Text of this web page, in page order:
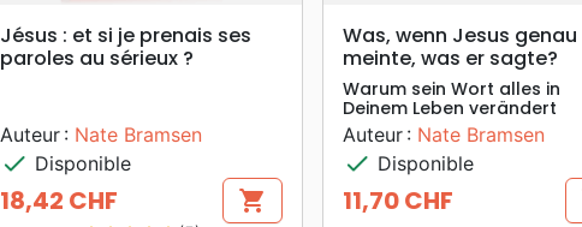
search APERÇU RAPIDE
Jésus : et si je prenais ses
paroles au sérieux ?
Auteur : Nate Bramsen
check Disponible
Prix
18,42 CHF shopping_cart
search APERÇU RAPIDE
Was, wenn Jesus
meinte, was er sagte?
Warum sein Wort alles in
Deinem Leben verändert
Auteur : Nate Bramsen
check Disponible
Prix
11,70 CHF